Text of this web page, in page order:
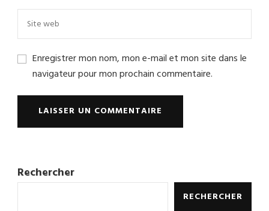
Enregistrer mon nom, mon e-mail et mon site dans le
navigateur pour mon prochain commentaire.
Rechercher
RECHERCHER